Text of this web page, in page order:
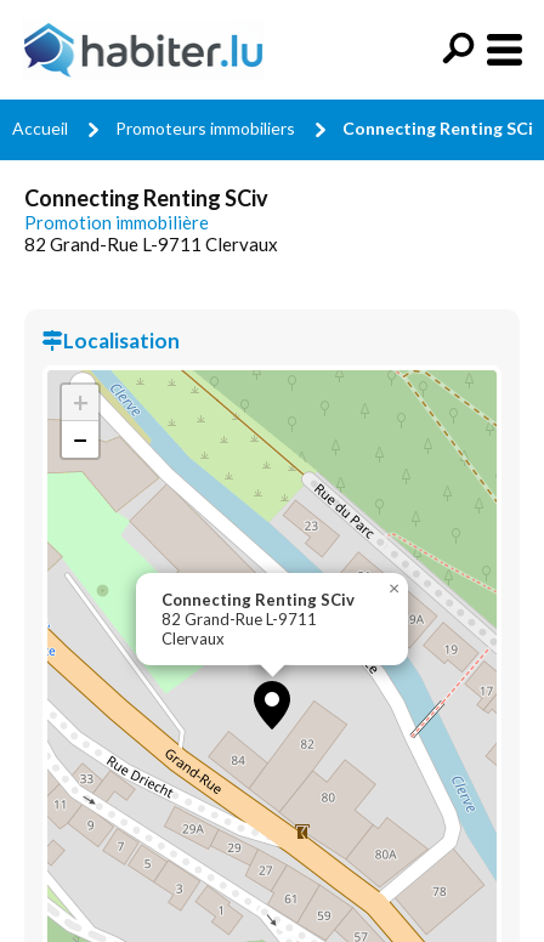
Accueil Promoteurs immobiliers Connecting Renting SCiv
Connecting Renting SCiv
Promotion immobilière
82 Grand-Rue L-9711 Clervaux
Localisation
Connecting Renting SCiv
82 Grand-Rue L-9711
Clervaux
×
+
−